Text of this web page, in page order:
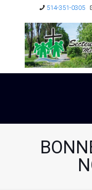
514-351-0305